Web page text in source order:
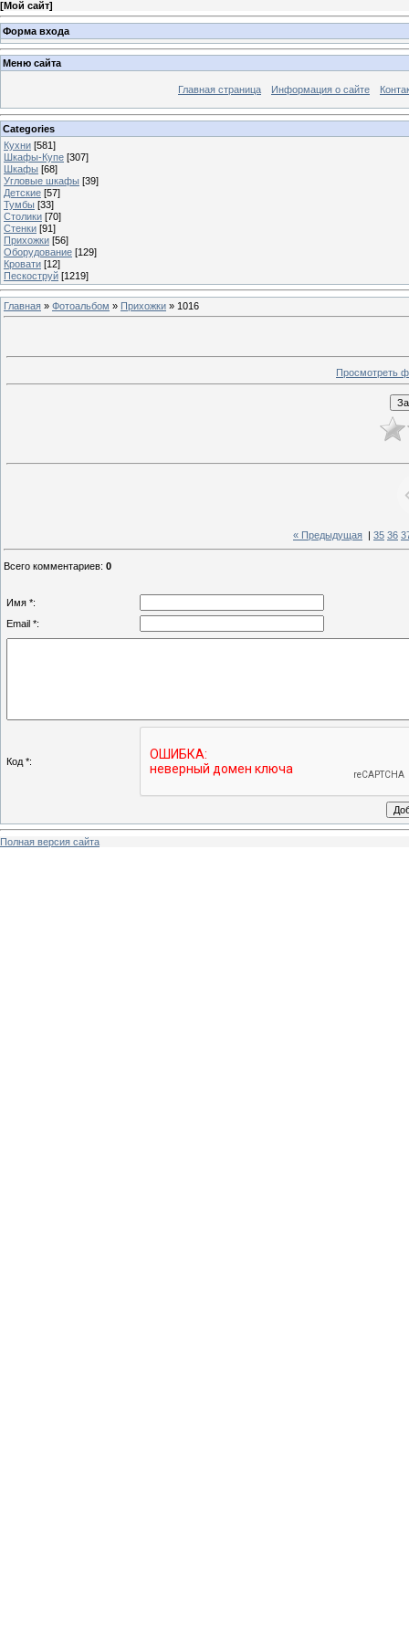
[Мой сайт]
Форма входа
Меню сайта
Главная страница Информация о сайте
Categories
Кухни [581]
Шкафы-Купе [307]
Шкафы [68]
Угловые шкафы [39]
Детские [57]
Тумбы [33]
Столики [70]
Стенки [91]
Прихожки [56]
Оборудование [129]
Кровати [12]
Пескоструй [1219]
Главная » Фотоальбом » Прихожки » 1016
Просмотреть
« Предыдущая 35 36
Всего комментариев: 0
Имя *:
Email *:
Код *:
Полная версия сайта